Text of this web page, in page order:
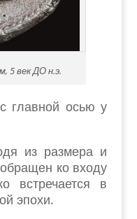
5 век ДО н.э.
главной осью у
из размера и
ко входу
встречается в
эпохи.